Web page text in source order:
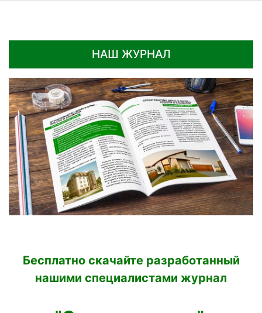
НАШ ЖУРНАЛ
Бесплатно скачайте разработанный
нашими специалистами журнал